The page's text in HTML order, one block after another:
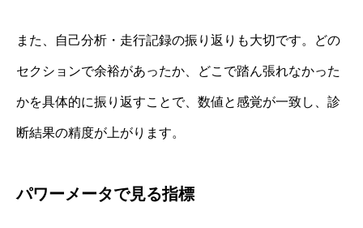
また、自己分析・走行記録の振り返りも大切です。どの
セクションで余裕があったか、どこで踏ん張れなかった
かを具体的に振り返すことで、数値と感覚が一致し、診
断結果の精度が上がります。
パワーメータで見る指標